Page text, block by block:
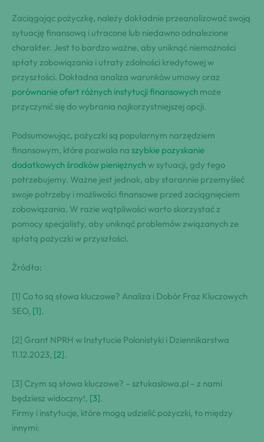
Zaciągając pożyczkę, należy dokładnie przeanalizować swoją
sytuację finansową i utracone lub niedawno odnalezione
charakter. Jest to bardzo ważne, aby uniknąć niemożności
spłaty zobowiązania i utraty zdolności kredytowej w
przyszłości. Dokładna analiza warunków umowy oraz
porównanie ofert różnych instytucji finansowych może
przyczynić się do wybrania najkorzystniejszej opcji.
Podsumowując, pożyczki są popularnym narzędziem
finansowym, które pozwala na szybkie pozyskanie
dodatkowych środków pieniężnychw sytuacji, gdy tego
potrzebujemy. Ważne jest jednak, aby starannie przemyśleć
swoje potrzeby i możliwości finansowe przed zaciągnięciem
zobowiązania. W razie wątpliwości warto skorzystać z
pomocy specjalisty, aby uniknąć problemów związanych ze
spłatą pożyczki w przyszłości.
Źródła:
[1] Co to są słowa kluczowe? Analiza i Dobór Fraz Kluczowych
SEO, [1].
[2] Grant NPRH w Instytucie Polonistyki i Dziennikarstwa
11.12.2023, [2].
[3] Czym są słowa kluczowe? – sztukaslowa.pl – z nami
będziesz widoczny!, [3].
Firmy i instytucje, które mogą udzielić pożyczki, to między
innymi: